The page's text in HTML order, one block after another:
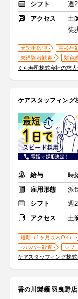
シフト
週
アクセス
土
徒
大学生歓迎 高校生
未経験者歓迎
髪色
くら寿司株式会社の求
ケアスタッフィング
給与
時
雇用形態
派
シフト
週
アクセス
土
短期（1ヶ月以内OK）
シルバー歓迎
シフ
ケアスタッフィング株
香の川製麺 羽曳野店